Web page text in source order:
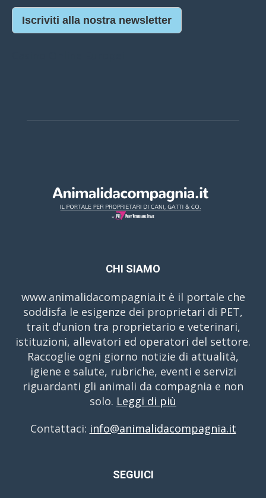
Iscriviti alla nostra newsletter
CHI SIAMO
www.animalidacompagnia.it è il portale che
soddisfa le esigenze dei proprietari di PET,
trait d'union tra proprietario e veterinari,
istituzioni, allevatori ed operatori del settore.
Raccoglie ogni giorno notizie di attualità,
igiene e salute, rubriche, eventi e servizi
riguardanti gli animali da compagnia e non
solo. Leggi di più
Contattaci: info@animalidacompagnia.it
SEGUICI